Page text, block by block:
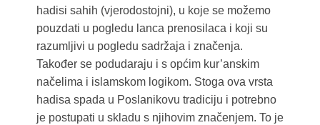
hadisi sahih (vjerodostojni), u koje se možemo
pouzdati u pogledu lanca prenosilaca i koji su
razumljivi u pogledu sadržaja i značenja.
Također se podudaraju i s općim kur’anskim
načelima i islamskom logikom. Stoga ova vrsta
hadisa spada u Poslanikovu tradiciju i potrebno
je postupati u skladu s njihovim značenjem. To je